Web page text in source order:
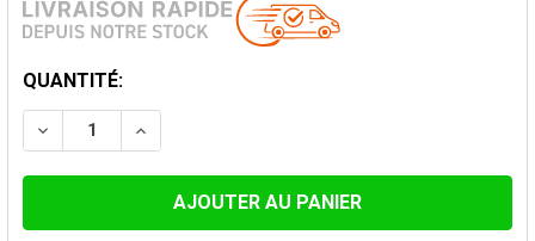
STOCK
ACTUEL:
QUANTITÉ:
DIMINUER LA QUANTITÉ DE ENJOLIVEUR 0-30° POUR
AUGMENTER LA QUANTITÉ DE ENJOLIVEUR